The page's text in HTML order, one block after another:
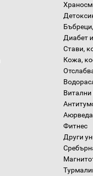
Диабет
Стави,
Кожа,
Витални
Аюрведа
Фитнес
Други